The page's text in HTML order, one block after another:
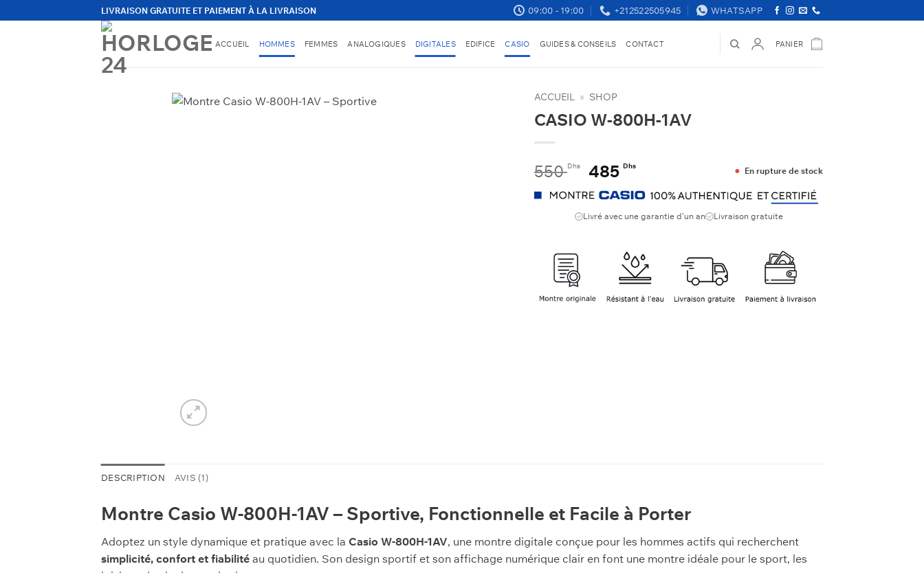
au
LIVRAISON GRATUITE ET PAIEMENT À LA LIVRAISON 09:00 - 19:00 +212522505945 WHATSAPP
ACCUEIL HOMMES FEMMES ANALOGIQUES DIGITALES EDIFICE CASIO GUIDES & CONSEILS CONTACT PANIER
ACCUEIL » SHOP
CASIO W-800H-1AV
550Dhs
Le
prix
initial
était :
485DhsLe
prix
actuel
est :
En rupture de stock
Livré avec une garantie d'un an Livraison gratuite
DESCRIPTION AVIS (1)
Montre Casio W-800H-1AV – Sportive, Fonctionnelle et Facile à Porter
Adoptez un style dynamique et pratique avec la Casio W-800H-1AV, une montre digitale conçue pour les hommes actifs qui recherchent
simplicité, confort et fiabilité au quotidien. Son design sportif et son affichage numérique clair en font une montre idéale pour le sport, les